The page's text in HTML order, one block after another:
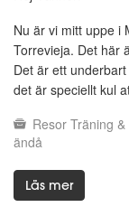
Nu är vi mitt uppe i
Torrevieja. Det här
Det är ett
det är speciellt kul
Resor Träning
ändå
Läs mer